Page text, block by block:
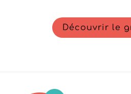
Découvrir le